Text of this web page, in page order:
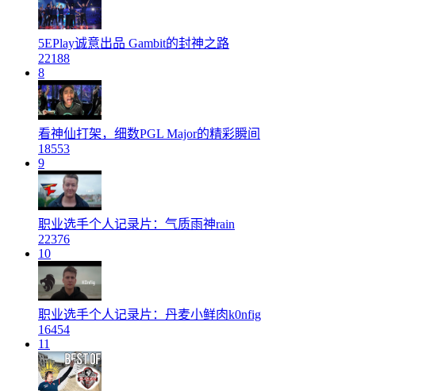
5EPlay诚意出品 Gambit的封神之路
22188
8
看神仙打架，细数PGL Major的精彩瞬间
18553
9
职业选手个人记录片：气质雨神rain
22376
10
职业选手个人记录片：丹麦小鲜肉k0nfig
16454
11